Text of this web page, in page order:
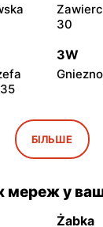
30
3W
3W
Tarnów,
9
4a
БІЛЬШЕ
мереж у
Żabka